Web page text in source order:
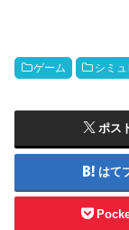
ゲーム シミ
ポス
はて